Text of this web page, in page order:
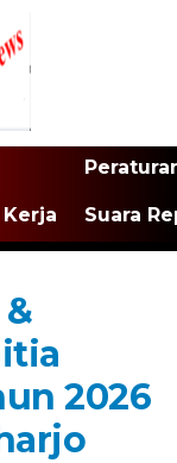
Suara
2026